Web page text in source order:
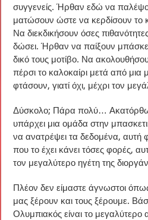
συγγενείς. Ήρθαν εδώ να
ματώσουν ώστε να κερδίσουν το
Να διεκδικήσουν όσες
δώσει. Ήρθαν να παίξουν
δικό τους μοτίβο. Να
πέρσι το καλοκαίρι μετά από μια
φτάσουν, γιατί όχι, μέχρι τον
Δύσκολο; Πάρα πολύ…
υπάρχει μια ομάδα στην
να ανατρέψει τα δεδομένα, αυτή
που το έχει κάνει τόσες φορές,
τον μεγαλύτερο ηγέτη της
Πλέον δεν είμαστε άγνωστοι
μας ξέρουν και τους ξέρουμε.
Ολυμπιακός είναι το μεγαλύτερο